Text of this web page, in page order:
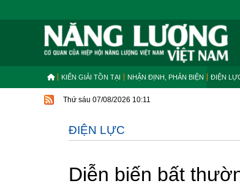
KIẾN GIẢI TỒN TẠI NHẬN ĐỊNH, PHẢN BIỆN ĐIỆN
Thứ sáu 07/08/2026 10:11
ĐIỆN LỰC
Diễn biến bất